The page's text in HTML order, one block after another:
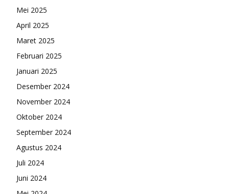
Mei 2025
April 2025
Maret 2025
Februari 2025
Januari 2025
Desember 2024
November 2024
Oktober 2024
September 2024
Agustus 2024
Juli 2024
Juni 2024